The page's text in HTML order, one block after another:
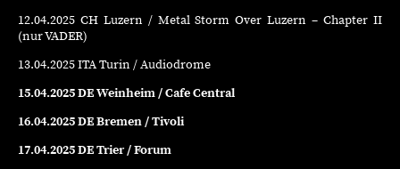
12.04.2025 CH Luzern / Metal Storm Over Luzern – Chapter II
(nur VADER)
13.04.2025 ITA Turin / Audiodrome
15.04.2025 DE Weinheim / Cafe Central
16.04.2025 DE Bremen / Tivoli
17.04.2025 DE Trier / Forum